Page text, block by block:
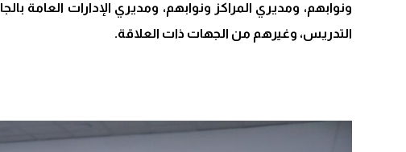
ونوابهم، ومديري المراكز ونوابهم، ومديري الإدارات
التدريس، وغيرهم من الجهات ذات العلاقة.